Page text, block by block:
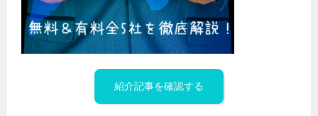
紹介記事を確認する